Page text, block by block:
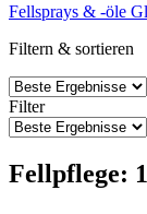
Fellsprays & -öle
Filtern & sortieren
Filter
Fellpflege: